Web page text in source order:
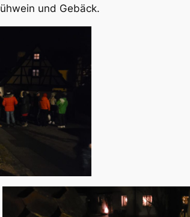
und Gebäck.